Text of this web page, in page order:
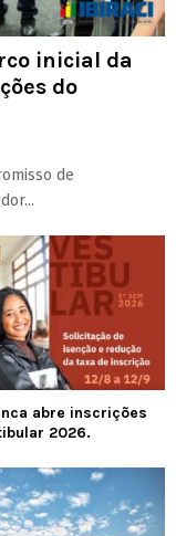
inicial da
do
de
abre inscrições
2026.